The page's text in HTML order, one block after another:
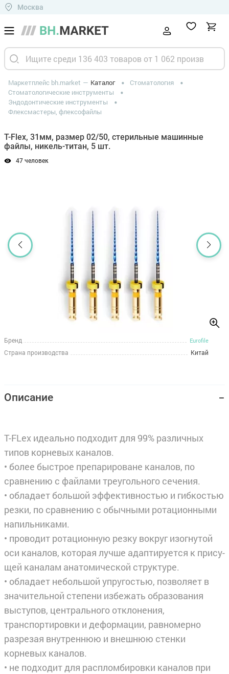
Москва
Маркетплейс bh.market Каталог
Стоматология
Стоматологические инструменты
Эндодонтические инструменты
Флексмастеры, флексофайлы
T-Flex, 31мм, размер 02/50, стерильные машинные
файлы, никель-титан, 5 шт.
47 человек
Бренд Eurofile
Страна производства Китай
Описание
T-FLex идеально подходит для 99% различных
типов корневых каналов.
• более быстрое препарироване каналов, по
сравнению с файлами треугольного сечения.
• обладает большой эффективностью и гибкостью
резки, по сравнению с обычными ротационными
напильниками.
• проводит ротационную резку вокруг изогнутой
оси каналов, которая лучше адаптируется к прису­
щей каналам анатомической структуре.
• обладает небольшой упругостью, позволяет в
значительной степени избежать образования
высту­пов, центрального отклонения,
транспортировки и деформации, равномерно
разрезая внутреннюю и внешнюю стенки
корневых каналов.
• не подходит для распломбировки каналов при